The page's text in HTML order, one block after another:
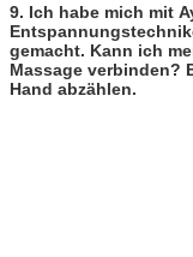
9. Ich habe mich mit
gemacht. Kann ich
Massage verbinden?
Hand abzählen.